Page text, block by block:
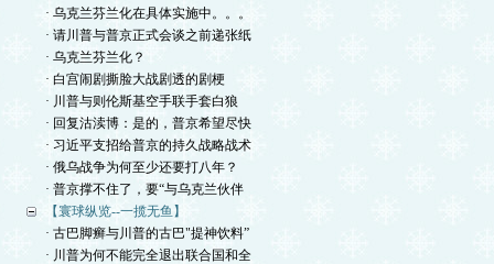
· 乌克兰芬兰化在具体实施中。。。
· 请川普与普京正式会谈之前递张纸
· 乌克兰芬兰化？
· 白宫闹剧撕脸大战剧透的剧梗
· 川普与则伦斯基空手联手套白狼
· 回复沽渎博：是的，普京希望尽快
· 习近平支招给普京的持久战略战术
· 俄乌战争为何至少还要打八年？
· 普京撑不住了，要“与乌克兰伙伴
【寰球纵览--一揽无鱼】
· 古巴脚癣与川普的古巴"提神饮料”
· 川普为何不能完全退出联合国和全